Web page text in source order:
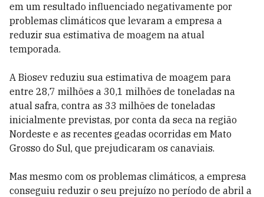
em um resultado influenciado negativamente por
problemas climáticos que levaram a empresa a
reduzir sua estimativa de moagem na atual
temporada.
A Biosev reduziu sua estimativa de moagem para
entre 28,7 milhões a 30,1 milhões de toneladas na
atual safra, contra as 33 milhões de toneladas
inicialmente previstas, por conta da seca na região
Nordeste e as recentes geadas ocorridas em Mato
Grosso do Sul, que prejudicaram os canaviais.
Mas mesmo com os problemas climáticos, a empresa
conseguiu reduzir o seu prejuízo no período de abril a